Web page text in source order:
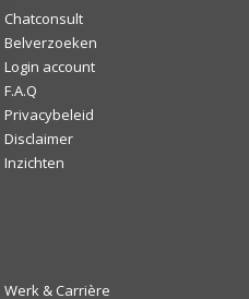
Chatconsult
Belverzoeken
Login account
F.A.Q
Privacybeleid
Disclaimer
Inzichten
Werk & Carrière